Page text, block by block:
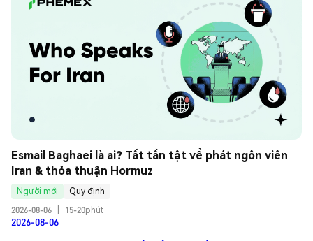
Esmail Baghaei là ai? Tất tần tật về phát ngôn viên
Iran & thỏa thuận Hormuz
Người mới
Quy định
2026-08-06
15-20phút
2026-08-06